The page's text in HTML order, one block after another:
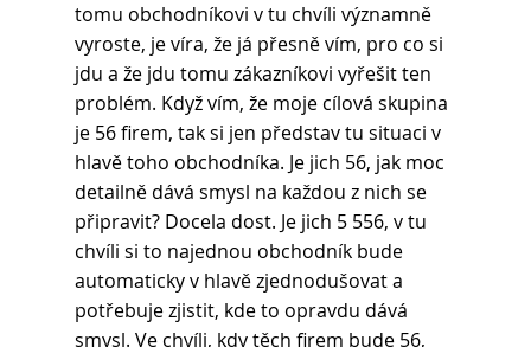
tomu obchodníkovi v tu chvíli významně
vyroste, je víra, že já přesně vím, pro co si
jdu a že jdu tomu zákazníkovi vyřešit ten
problém. Když vím, že moje cílová skupina
je 56 firem, tak si jen představ tu situaci v
hlavě toho obchodníka. Je jich 56, jak moc
detailně dává smysl na každou z nich se
připravit? Docela dost. Je jich 5 556, v tu
chvíli si to najednou obchodník bude
automaticky v hlavě zjednodušovat a
potřebuje zjistit, kde to opravdu dává
smysl. Ve chvíli, kdy těch firem bude 56,